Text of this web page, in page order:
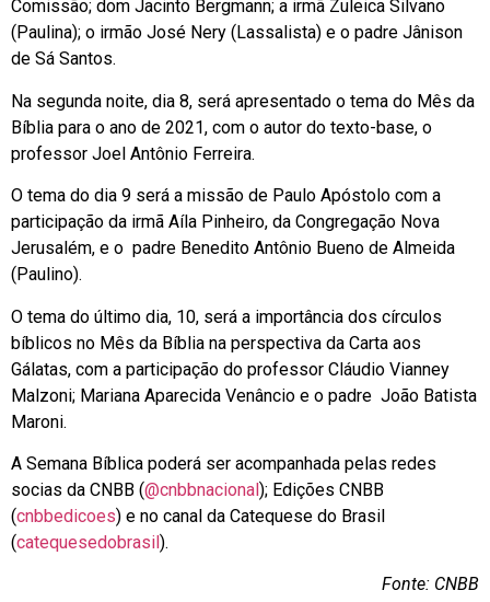
Comissão; dom Jacinto Bergmann; a irmã Zuleica Silvano
(Paulina); o irmão José Nery (Lassalista) e o padre Jânison
de Sá Santos.
Na segunda noite, dia 8, será apresentado o tema do Mês da
Bíblia para o ano de 2021, com o autor do texto-base, o
professor Joel Antônio Ferreira.
O tema do dia 9 será a missão de Paulo Apóstolo com a
participação da irmã Aíla Pinheiro, da Congregação Nova
Jerusalém, e o padre Benedito Antônio Bueno de Almeida
(Paulino).
O tema do último dia, 10, será a importância dos círculos
bíblicos no Mês da Bíblia na perspectiva da Carta aos
Gálatas, com a participação do professor Cláudio Vianney
Malzoni; Mariana Aparecida Venâncio e o padre João Batista
Maroni.
A Semana Bíblica poderá ser acompanhada pelas redes
socias da CNBB (@cnbbnacional); Edições CNBB
(cnbbedicoes) e no canal da Catequese do Brasil
(catequesedobrasil).
Fonte: CNBB